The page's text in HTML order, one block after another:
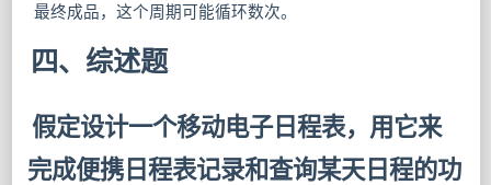
最终成品，这个周期可能循环数次。
四、综述题
假定设计一个移动电子日程表，用它来
完成便携日程表记录和查询某天日程的功